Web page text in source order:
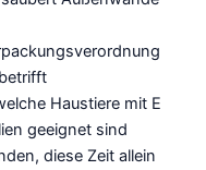
Haustiere mit E
geeignet sind
diese Zeit allein